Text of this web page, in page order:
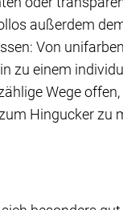
außerdem
Von
zu einem
Wege
Hingucker zu